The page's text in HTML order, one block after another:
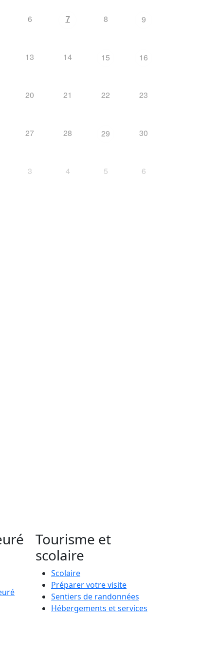
6 7 8 9
13 14 15 16
20 21 22 23
27 28 29 30
3 4 5 6
Tourisme et
scolaire
Scolaire
Préparer votre visite
Sentiers de randonnées
Hébergements et services